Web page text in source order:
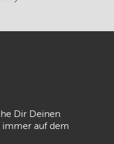
Dir Deinen
immer auf dem